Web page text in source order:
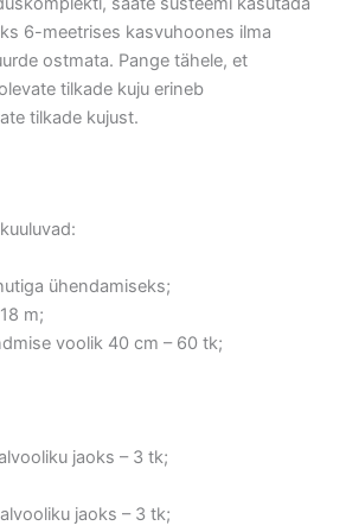
6-meetrises kasvuhoones ilma
ostmata. Pange tähele, et
tilkade kuju erineb
tilkade kujust.
ühendamiseks;
m;
voolik 40 cm – 60 tk;
jaoks – 3 tk;
jaoks – 3 tk;